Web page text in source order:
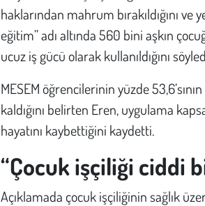
haklarından mahrum bırakıldığını ve
eğitim” adı altında 560 bini aşkın
ucuz iş gücü olarak kullanıldığını
MESEM öğrencilerinin yüzde
kaldığını belirten Eren, uygulama
hayatını kaybettiğini kaydetti.
“Çocuk işçiliği ciddi
Açıklamada çocuk işçiliğinin sağlık